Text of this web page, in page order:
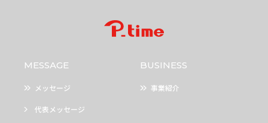
MESSAGE
メッセージ
代表メッセージ
BUSINESS
事業紹介